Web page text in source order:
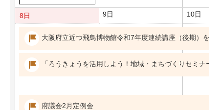
8日 9日 10日
大阪府立近つ飛鳥博物館令和7年度連続講座（後期）を開
「ろうきょうを活用しよう！地域・まちづくりセミナー
府議会2月定例会